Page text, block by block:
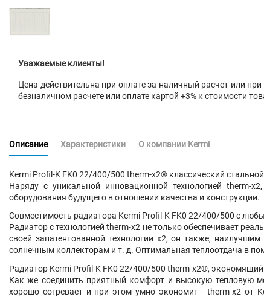
Уважаемые клиенты!
Цена действительна при оплате за наличный расчет или при
безналичном расчете или оплате картой +3% к стоимости
Описание Характеристики О компании Kermi
Kermi Profil-K FK0 22/400/500 therm-x2® классический
Наряду с уникальной инновационной технологией therm-
оборудования будущего в отношении качества и конструкции.
Совместимость радиатора Kermi Profil-K FK0 22/400/500 с
Радиатор с технологией therm-x2 не только обеспечивает
своей запатентованной технологии x2, он также,
солнечным коллекторам и т. д. Оптимальная теплоотдача в
Радиатор Kermi Profil-K FK0 22/400/500 therm-x2®, экономящий
Как же соединить приятный комфорт и высокую тепловую
хорошо согревает и при этом умно экономит - therm-x2 от